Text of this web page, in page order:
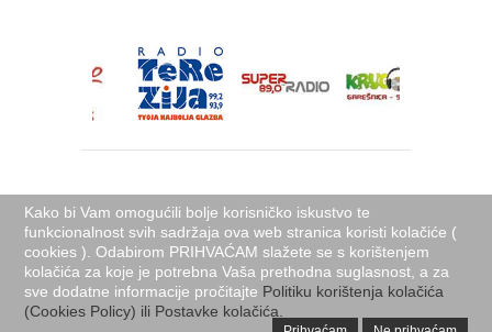
Naslovnica Uvjeti korištenja O nama Kontakti
Izjava o privatnosti
Politika korištenja kolačića (Cookies Policy)
Powered byDomena.com
Kako bi Vam omogućili bolje korisničko iskustvo te
funkcionalnost svih sadržaja ova web stranica koristi kolačiće (
cookies ). Odabirom PRIHVAĆAM slažete se s korištenjem
kolačića za koje je potrebna Vaša prethodna suglasnost, a za
sve dodatne informacije pročitajte Politiku korištenja kolačića
(Cookies Policy) ili Postavke kolačića.